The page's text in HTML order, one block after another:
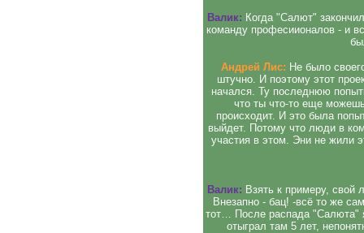
Валик: Когда "Салют"
команду професиионалов - и
Андрей Лис: Не было
штучно. И поэтому этот
начался. Ту последнюю
что ты что-то еще
происходит. И это была
выйдет. Потому что люди в
участия в этом. Эни не жили
Валик: Взять к примеру,
Внезапно - бац! -всё то же
тот… После распада "Салюта"
отыграл там 5 лет,